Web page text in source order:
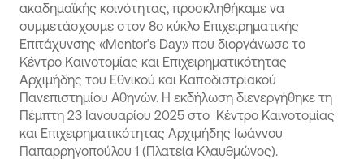
ακαδημαϊκής κοινότητας, προσκληθήκαμε να
συμμετάσχουμε στον 8ο κύκλο Επιχειρηματικής
Επιτάχυνσης «Mentor’s Day» που διοργάνωσε το
Κέντρο Καινοτομίας και Επιχειρηματικότητας
Αρχιμήδης του Εθνικού και Καποδιστριακού
Πανεπιστημίου Αθηνών. Η εκδήλωση διενεργήθηκε τη
Πέμπτη 23 Ιανουαρίου 2025 στο Κέντρο Καινοτομίας
και Επιχειρηματικότητας Αρχιμήδης Ιωάννου
Παπαρρηγοπούλου 1 (Πλατεία Κλαυθμώνος).